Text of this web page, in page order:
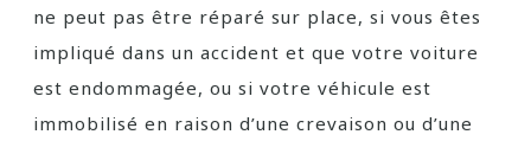
ne peut pas être réparé sur place, si vous êtes
impliqué dans un accident et que votre voiture
est endommagée, ou si votre véhicule est
immobilisé en raison d’une crevaison ou d’une